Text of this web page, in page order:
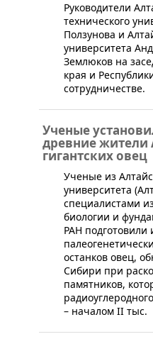
​Руководители
технического
Ползунова и
университета
Землюков на
края и
сотрудничестве.
Ученые
древние
гигантских овец
Ученые из
университета
специалистами
биологии и
РАН подготовили
останков овец,
Сибири при
памятников,
– началом II тыс.